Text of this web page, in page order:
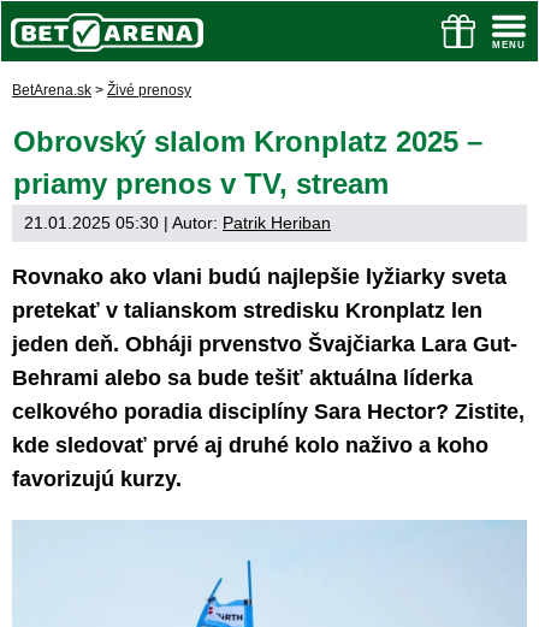
BetArena.sk > Živé prenosy
Obrovský slalom Kronplatz 2025 –
priamy prenos v TV, stream
21.01.2025 05:30 | Autor: Patrik Heriban
Rovnako ako vlani budú najlepšie lyžiarky sveta
pretekať v talianskom stredisku Kronplatz len
jeden deň. Obháji prvenstvo Švajčiarka Lara Gut-
Behrami alebo sa bude tešiť aktuálna líderka
celkového poradia disciplíny Sara Hector? Zistite,
kde sledovať prvé aj druhé kolo naživo a koho
favorizujú kurzy.